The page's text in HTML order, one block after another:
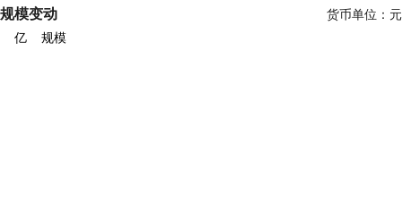
规模变动
货币单位：元
亿
规模